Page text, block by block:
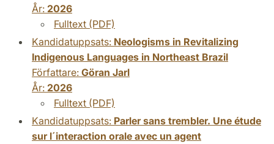
År: 2026
Fulltext (PDF)
Kandidatuppsats: Neologisms in Revitalizing
Indigenous Languages in Northeast Brazil
Författare: Göran Jarl
År: 2026
Fulltext (PDF)
Kandidatuppsats: Parler sans trembler. Une étude
sur l´interaction orale avec un agent